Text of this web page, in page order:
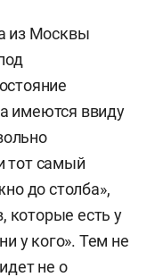
из Москвы
имеются ввиду
тот самый
до столба»,
которые есть у
у кого». Тем не
не о